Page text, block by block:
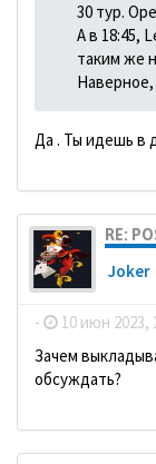
30 тур.
А в 18:45,
таким же
Да . Ты идешь в
RE:
Joker
- 10 июн 2023,
Зачем
обсуждать?